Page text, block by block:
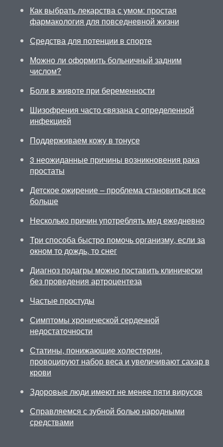
Как выбрать лекарства с умом: простая
фармакология для повседневной жизни
Средства для потенции в спорте
Можно ли оформить больничный задним
числом?
Боли в животе при беременности
Шизофрения часто связана с определенной
инфекцией
Поддерживаем кожу в тонусе
3 неожиданные причины возникновения рака
простаты
Детское ожирение – проблема становиться все
больше
Несколько причин употреблять мед ежедневно
Три способа быстро помочь организму, если за
окном то дождь, то снег
Диагноз подагры можно поставить клинически
без проведения артроцентеза
Частые простуды
Симптомы хронической сердечной
недостаточности
Статины, понижающие холестерин,
провоцируют набор веса и увеличивают сахар в
крови
Здоровые люди имеют не менее пяти вирусов
Справляемся с зубной болью народными
средствами